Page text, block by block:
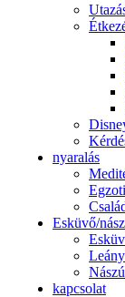
nyaralás
Esküvő/
kapcsolat